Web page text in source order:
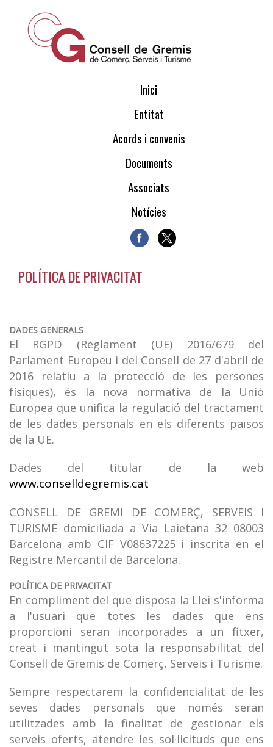
Inici
Entitat
Acords i convenis
Documents
Associats
Notícies
POLÍTICA DE PRIVACITAT
DADES GENERALS
El RGPD (Reglament (UE) 2016/679 del
Parlament Europeu i del Consell de 27 d'abril de
2016 relatiu a la protecció de les persones
físiques), és la nova normativa de la Unió
Europea que unifica la regulació del tractament
de les dades personals en els diferents països
de la UE.
Dades del titular de la web
www.conselldegremis.cat
CONSELL DE GREMI DE COMERÇ, SERVEIS I
TURISME domiciliada a Via Laietana 32 08003
Barcelona amb CIF V08637225 i inscrita en el
Registre Mercantil de Barcelona.
POLÍTICA DE PRIVACITAT
En compliment del que disposa la Llei s'informa
a l'usuari que totes les dades que ens
proporcioni seran incorporades a un fitxer,
creat i mantingut sota la responsabilitat del
Consell de Gremis de Comerç, Serveis i Turisme.
Sempre respectarem la confidencialitat de les
seves dades personals que només seran
utilitzades amb la finalitat de gestionar els
serveis oferts, atendre les sol·licituds que ens